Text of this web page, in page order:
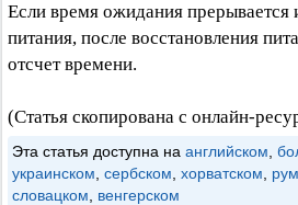
Если время ожидания прерывается
питания, после восстановления
отсчет времени.
(Статья скопирована с онлайн-
Эта статья доступна на английском
украинском сербском хорватском
словацком
венгерском